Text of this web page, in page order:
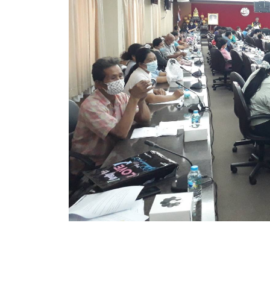
ข้อบัญญัติงบประมาณรายจ่ายประจำปี ของ อบจ.สุ
ข้อบัญญัติอื่นๆ ของ อบจ.สุพรรณบุรี
รายงานการประชุมสภา อบจ.สุพรรณบุรี
รายงานรายรับรายจ่าย อบจ.สุพรรณบุรี
รายงานการติดตามและประเมินผลแผนพัฒนาท้อง
สรุปผลการประเมินความพึงพอใจ
ระบบสืบค้นข้อมูล ประกาศ ก.จ.จ. สุพรรณบุรี (พ.ศ